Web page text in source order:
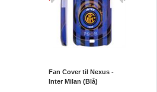
Fan Cover til Nexus -
Inter Milan (Blå)